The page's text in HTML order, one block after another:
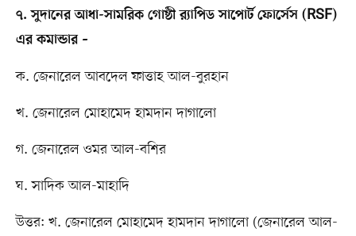
৭. সুদানের আধা-সামরিক গোষ্ঠী র‍্যাপিড সাপোর্ট ফোর্সেস (RSF)
এর কমান্ডার –
ক. জেনারেল আবদেল ফাত্তাহ আল-বুরহান
খ. জেনারেল মোহামেদ হামদান দাগালো
গ. জেনারেল ওমর আল-বশির
ঘ. সাদিক আল-মাহাদি
উত্তর: খ. জেনারেল মোহামেদ হামদান দাগালো (জেনারেল আল-